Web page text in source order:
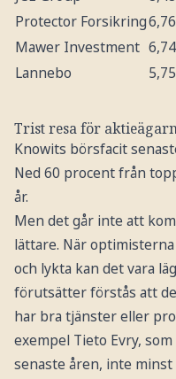
Protector Forsikring
Mawer Investment
Lannebo
Trist resa för
Knowits börsfacit
Ned 60 procent från
år.
Men det går inte att
lättare. När
och lykta kan det vara
förutsätter förstås att
har bra tjänster eller
exempel Tieto Evry,
senaste åren, inte